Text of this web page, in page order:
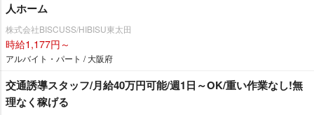
人ホーム
株式会社BISCUSS/HIBISU東太田
時給1,177円～
アルバイト・パート / 大阪府
交通誘導スタッフ/月給40万円可能/週1日～OK/重い作業なし!無
理なく稼げる